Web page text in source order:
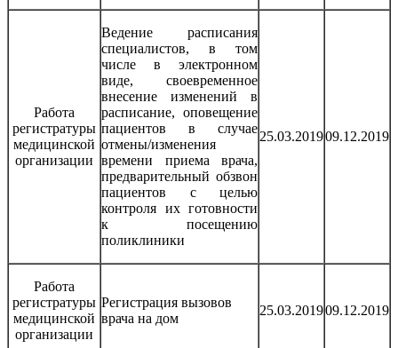
Работа
регистратуры
медицинской
организации
Ведение расписания
специалистов, в том
числе в электронном
виде, своевременное
внесение изменений в
расписание, оповещение
пациентов в случае
отмены/изменения
времени приема врача,
предварительный обзвон
пациентов с целью
контроля их готовности
к посещению
поликлиники
25.03.201909.12.2019
Работа
регистратуры
медицинской
организации
Регистрация вызовов
врача на дом
25.03.201909.12.2019